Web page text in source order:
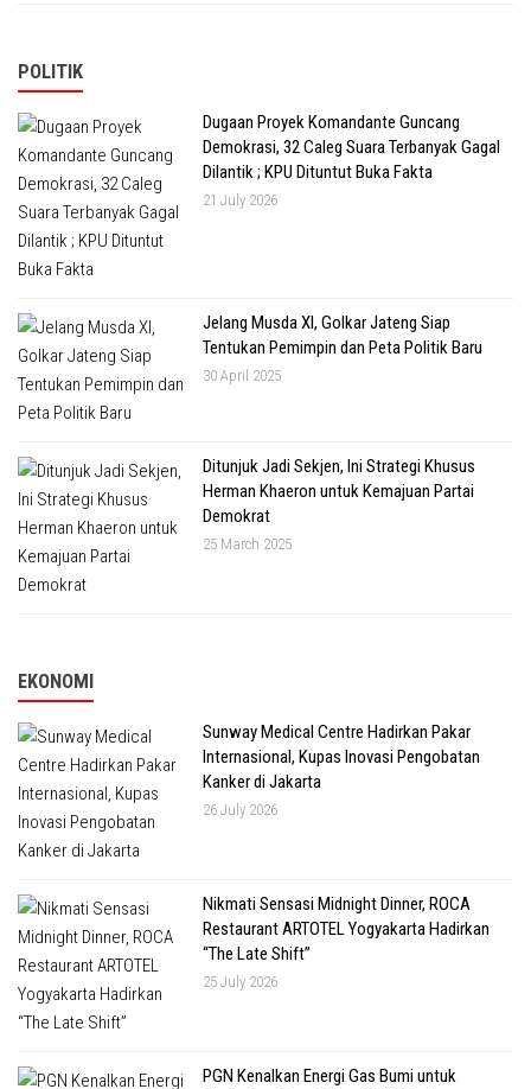
POLITIK
Dugaan Proyek Komandante Guncang
Demokrasi, 32 Caleg Suara Terbanyak Gagal
Dilantik ; KPU Dituntut Buka Fakta
21 July 2026
Jelang Musda XI, Golkar Jateng Siap
Tentukan Pemimpin dan Peta Politik Baru
30 April 2025
Ditunjuk Jadi Sekjen, Ini Strategi Khusus
Herman Khaeron untuk Kemajuan Partai
Demokrat
25 March 2025
EKONOMI
Sunway Medical Centre Hadirkan Pakar
Internasional, Kupas Inovasi Pengobatan
Kanker di Jakarta
26 July 2026
Nikmati Sensasi Midnight Dinner, ROCA
Restaurant ARTOTEL Yogyakarta Hadirkan
“The Late Shift”
25 July 2026
PGN Kenalkan Energi Gas Bumi untuk